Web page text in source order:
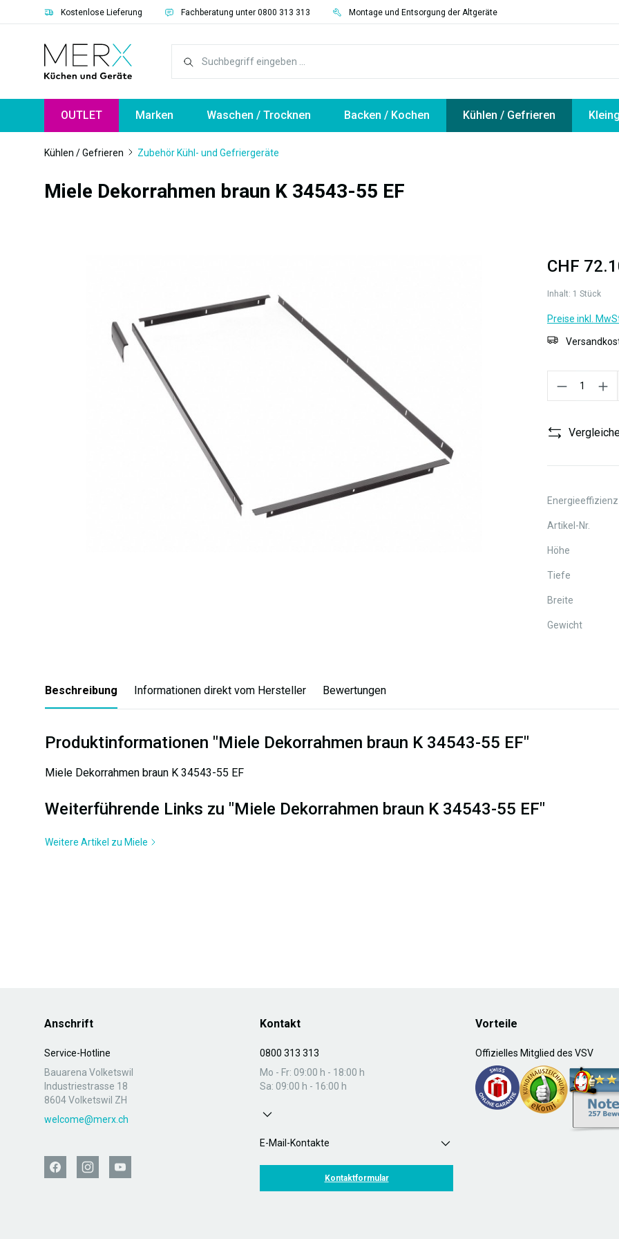
Zur Hauptnavigation springen
Kostenlose Lieferung Fachberatung unter 0800 313 313 Montage und Entsorgung der Altgeräte
OUTLET Marken Waschen / Trocknen Backen / Kochen Kühlen / Gefrieren
Kühlen / Gefrieren Zubehör Kühl- und Gefriergeräte
Miele Dekorrahmen braun K 34543-55 EF
CHF
Inhalt: 1 Stück
Preise inkl.
Energieeffizienz
Artikel-Nr.
Höhe
Tiefe
Breite
Gewicht
Beschreibung Informationen direkt vom Hersteller Bewertungen
Produktinformationen "Miele Dekorrahmen braun K 34543-55 EF"
Miele Dekorrahmen braun K 34543-55 EF
Weiterführende Links zu "Miele Dekorrahmen braun K 34543-55 EF"
Weitere Artikel zu Miele
Anschrift
Service-Hotline
Bauarena Volketswil
Industriestrasse 18
8604 Volketswil ZH
welcome@merx.ch
Kontakt
0800 313 313
Mo - Fr: 09:00 h - 18:00 h
Sa: 09:00 h - 16:00 h
E-Mail-Kontakte
Kontaktformular
Vorteile
Offizielles Mitglied des VSV